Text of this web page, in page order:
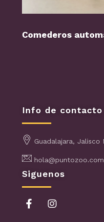
Comederos
Info de contacto
Guadalajara, Jalisco
hola@puntozoo.com
Siguenos